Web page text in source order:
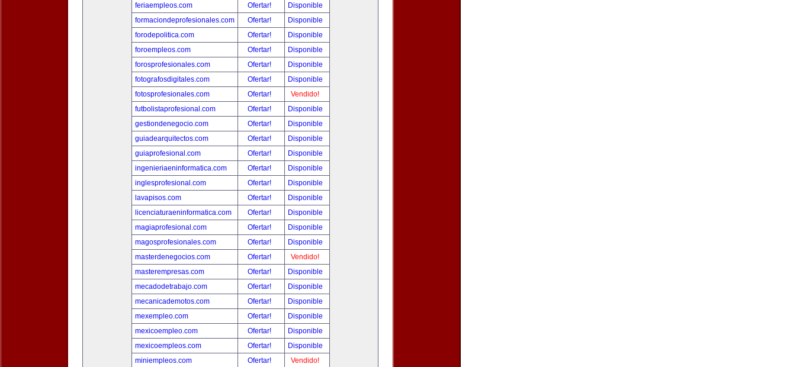
feriaempleos.com
Ofertar!
Disponible
formaciondeprofesionales.com
Ofertar!
Disponible
forodepolitica.com
Ofertar!
Disponible
foroempleos.com
Ofertar!
Disponible
forosprofesionales.com
Ofertar!
Disponible
fotografosdigitales.com
Ofertar!
Disponible
fotosprofesionales.com
Ofertar!
Vendido!
futbolistaprofesional.com
Ofertar!
Disponible
gestiondenegocio.com
Ofertar!
Disponible
guiadearquitectos.com
Ofertar!
Disponible
guiaprofesional.com
Ofertar!
Disponible
ingenieriaeninformatica.com
Ofertar!
Disponible
inglesprofesional.com
Ofertar!
Disponible
lavapisos.com
Ofertar!
Disponible
licenciaturaeninformatica.com
Ofertar!
Disponible
magiaprofesional.com
Ofertar!
Disponible
magosprofesionales.com
Ofertar!
Disponible
masterdenegocios.com
Ofertar!
Vendido!
masterempresas.com
Ofertar!
Disponible
mecadodetrabajo.com
Ofertar!
Disponible
mecanicademotos.com
Ofertar!
Disponible
mexempleo.com
Ofertar!
Disponible
mexicoempleo.com
Ofertar!
Disponible
mexicoempleos.com
Ofertar!
Disponible
miniempleos.com
Ofertar! Vendido!